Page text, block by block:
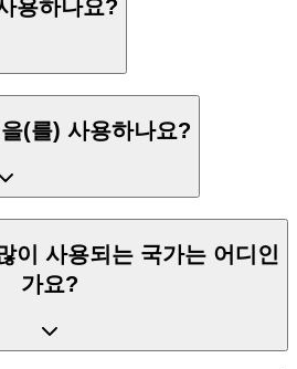
용하나요?
(를) 사용하나요?
이 사용되는 국가는 어디인
가요?